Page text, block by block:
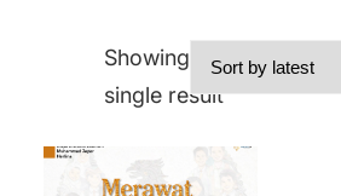
Showing the
single result